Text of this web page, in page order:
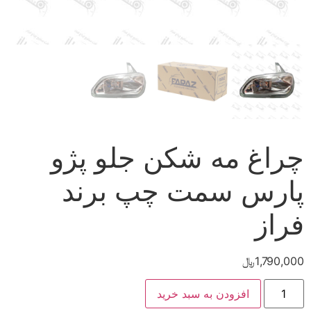
چراغ مه شکن جلو پژو
پارس سمت چپ برند
فراز
1,790,000﷼
افزودن به سبد خرید